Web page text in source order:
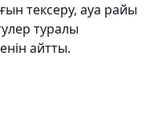
тексеру, ауа райы
туралы
айтты.